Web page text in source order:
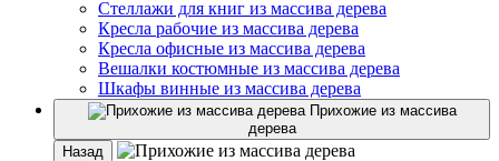
Стеллажи для книг из массива дерева
Кресла рабочие из массива дерева
Кресла офисные из массива дерева
Вешалки костюмные из массива дерева
Шкафы винные из массива дерева
Прихожие из массива
дерева
Назад